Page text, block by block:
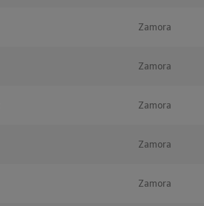
Zamora
Zamora
Zamora
Zamora
Zamora